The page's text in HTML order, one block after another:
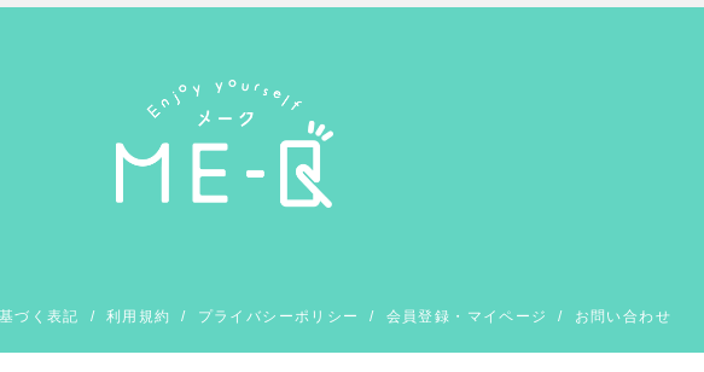
づく表記 / 利用規約 / プライバシーポリシー / 会員登録・マイページ / お問い合わせ